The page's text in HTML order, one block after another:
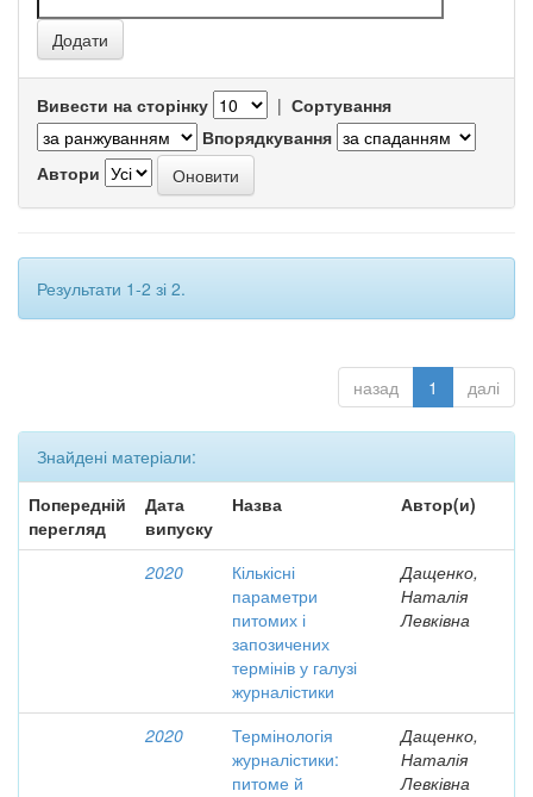
Вивести на сторінку | Сортування
Впорядкування
Автори
Результати 1-2 зі 2.
назад 1 далі
Знайдені матеріали:
Попередній
перегляд
Дата
випуску
Назва Автор(и)
2020
Кількісні
параметри
питомих і
запозичених
термінів у галузі
журналістики
Дащенко,
Наталія
Левківна
2020
Термінологія
журналістики:
питоме й
Дащенко,
Наталія
Левківна